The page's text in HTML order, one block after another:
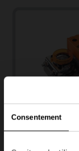
Consentement
Remise à